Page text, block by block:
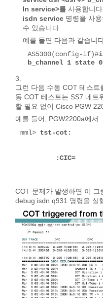
In service>를 사용합니
isdn service 명령을 사
수 있습니다.
예를 들면 다음과 같습니
AS5300(config-if)#
b_channel 1 state 0
그런 다음 수동 COT 테스
동 COT 테스트는 SS7 네트
할 필요 없이 Cisco PGW
예를 들어, PGW2200a에서
mml> tst-cot:
COT 문제가 발생하면 이 그
debug isdn q931 명령을 실